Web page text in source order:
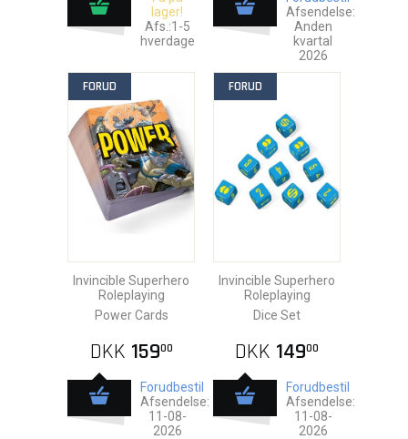
lager!
Afs.:1-5
hverdage
Afsendelse:
Anden
kvartal
2026
FORUD
Invincible Superhero
Roleplaying
Power Cards
DKK 15900
Forudbestil
Afsendelse:
11-08-
2026
FORUD
Invincible Superhero
Roleplaying
Dice Set
DKK 14900
Forudbestil
Afsendelse:
11-08-
2026